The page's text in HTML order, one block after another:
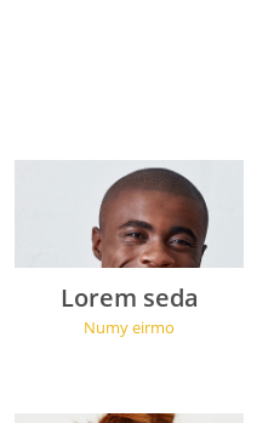
Lorem seda
Numy eirmo